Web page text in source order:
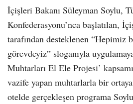
İçişleri Bakanı Süleyman Soylu,
Konfederasyonu’nca başlatılan,
tarafından desteklenen
görevdeyiz” sloganıyla
Muhtarları El Ele Projesi’
vazife yapan muhtarlarla bir
otelde gerçekleşen programa